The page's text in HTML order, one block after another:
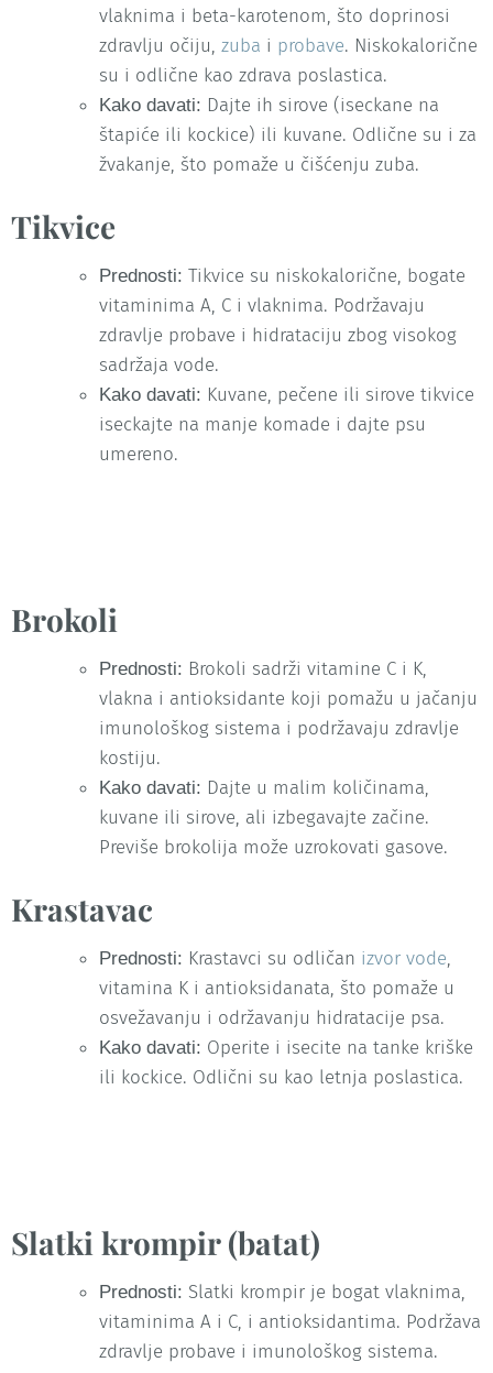
vlaknima i beta-karotenom, što doprinosi
zdravlju očiju, zuba i probave. Niskokalorične
su i odlične kao zdrava poslastica.
Kako davati: Dajte ih sirove (iseckane na
štapiće ili kockice) ili kuvane. Odlične su i za
žvakanje, što pomaže u čišćenju zuba.
Tikvice
Prednosti: Tikvice su niskokalorične, bogate
vitaminima A, C i vlaknima. Podržavaju
zdravlje probave i hidrataciju zbog visokog
sadržaja vode.
Kako davati: Kuvane, pečene ili sirove tikvice
iseckajte na manje komade i dajte psu
umereno.
Brokoli
Prednosti: Brokoli sadrži vitamine C i K,
vlakna i antioksidante koji pomažu u jačanju
imunološkog sistema i podržavaju zdravlje
kostiju.
Kako davati: Dajte u malim količinama,
kuvane ili sirove, ali izbegavajte začine.
Previše brokolija može uzrokovati gasove.
Krastavac
Prednosti: Krastavci su odličan izvor vode,
vitamina K i antioksidanata, što pomaže u
osvežavanju i održavanju hidratacije psa.
Kako davati: Operite i isecite na tanke kriške
ili kockice. Odlični su kao letnja poslastica.
Slatki krompir (batat)
Prednosti: Slatki krompir je bogat vlaknima,
vitaminima A i C, i antioksidantima. Podržava
zdravlje probave i imunološkog sistema.